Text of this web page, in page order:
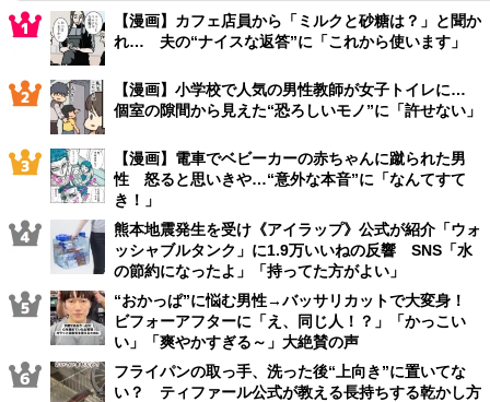
【漫画】カフェ店員から「ミルクと砂糖は？」と聞か
れ… 夫の“ナイスな返答”に「これから使います」
【漫画】小学校で人気の男性教師が女子トイレに…
個室の隙間から見えた“恐ろしいモノ”に「許せない」
【漫画】電車でベビーカーの赤ちゃんに蹴られた男
性 怒ると思いきや…“意外な本音”に「なんてすて
き！」
熊本地震発生を受け《アイラップ》公式が紹介「ウォ
ッシャブルタンク」に1.9万いいねの反響 SNS「水
の節約になったよ」「持ってた方がよい」
“おかっぱ”に悩む男性→バッサリカットで大変身！
ビフォーアフターに「え、同じ人！？」「かっこい
い」「爽やかすぎる～」大絶賛の声
フライパンの取っ手、洗った後“上向き”に置いてな
い？ ティファール公式が教える長持ちする乾かし方